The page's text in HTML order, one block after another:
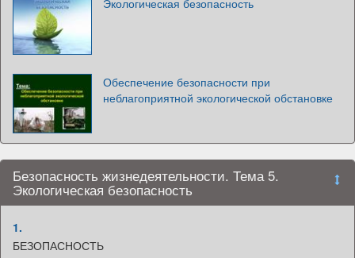
Экологическая безопасность
Обеспечение безопасности при
неблагоприятной экологической обстановке
Безопасность жизнедеятельности. Тема 5.
Экологическая безопасность
1.
БЕЗОПАСНОСТЬ